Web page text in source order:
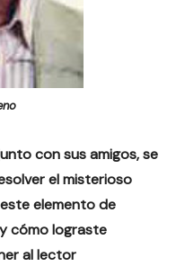
con sus amigos, se
el misterioso
elemento de
cómo lograste
al lector